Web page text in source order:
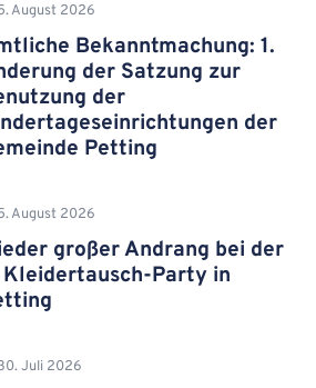
August 2026
Bekanntmachung: 1.
der Satzung zur
der
der
Petting
August 2026
großer Andrang bei der
Kleidertausch-Party in
Juli 2026